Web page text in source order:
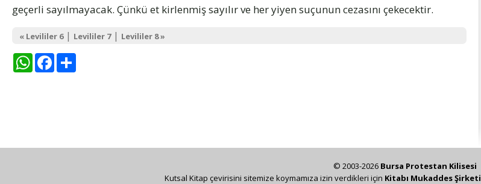
geçerli sayılmayacak. Çünkü et kirlenmiş sayılır ve her yiyen suçunun cezasını çekecektir.
« Levililer 6| Levililer 7| Levililer 8 »
WhatsAppFacebook
© 2003-2026 Bursa Protestan Kilisesi
Kutsal Kitap çevirisini sitemize koymamıza izin verdikleri için Kitabı Mukaddes Şirketi